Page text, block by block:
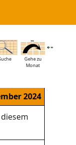
Gehe zu
Monat
2024